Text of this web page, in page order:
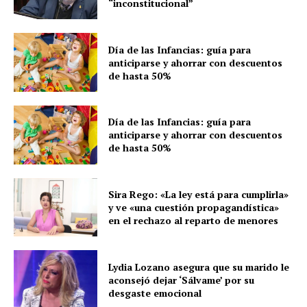
“inconstitucional”
Día de las Infancias: guía para
anticiparse y ahorrar con descuentos
de hasta 50%
Día de las Infancias: guía para
anticiparse y ahorrar con descuentos
de hasta 50%
Sira Rego: «La ley está para cumplirla»
y ve «una cuestión propagandística»
en el rechazo al reparto de menores
Lydia Lozano asegura que su marido le
aconsejó dejar ‘Sálvame’ por su
desgaste emocional